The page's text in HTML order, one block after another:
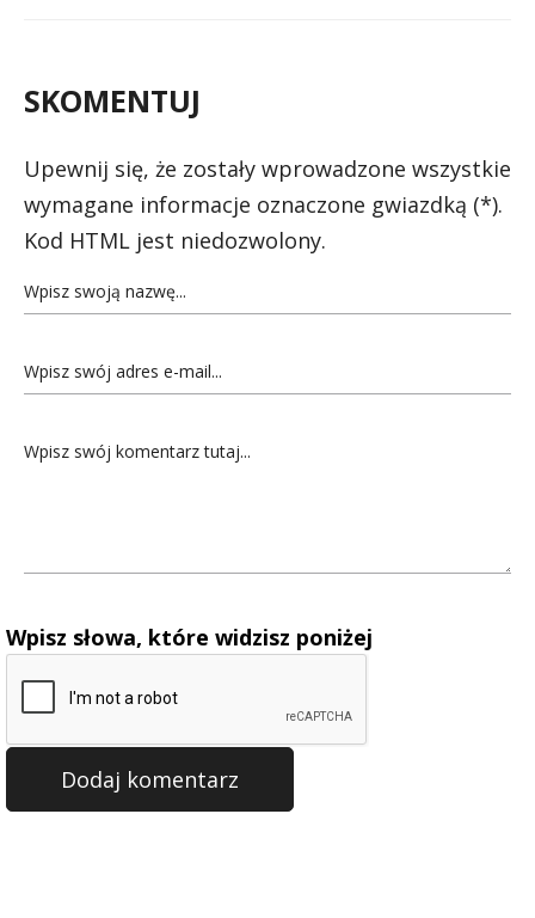
SKOMENTUJ
Upewnij się, że zostały wprowadzone wszystkie
wymagane informacje oznaczone gwiazdką (*).
Kod HTML jest niedozwolony.
Wpisz słowa, które widzisz poniżej